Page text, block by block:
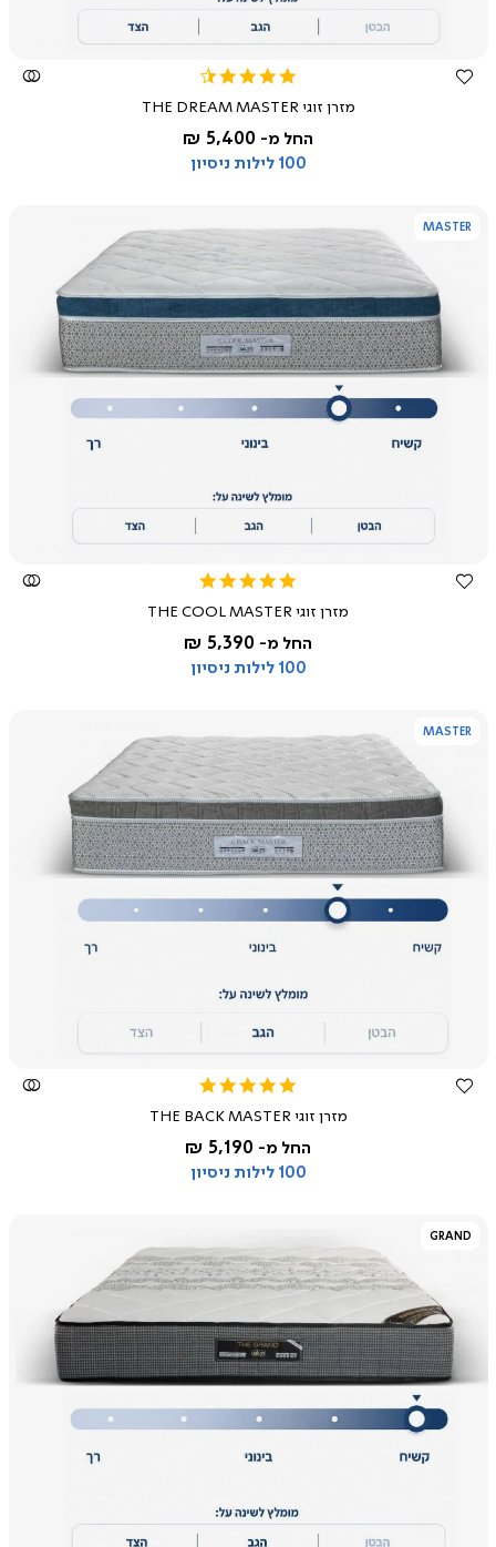
rating
מזרן זוגי THE DREAM MASTER
החל מ- 5,400 ₪
100 לילות ניסיון
MASTER
rating
מזרן זוגי THE COOL MASTER
החל מ- 5,390 ₪
100 לילות ניסיון
MASTER
rating
מזרן זוגי THE BACK MASTER
החל מ- 5,190 ₪
100 לילות ניסיון
GRAND